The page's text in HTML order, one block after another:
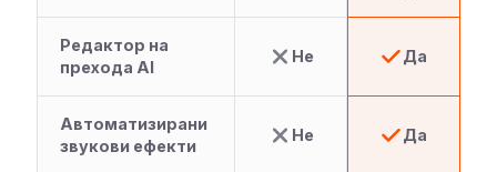
Редактор на
прехода AI
Не Да
Автоматизирани
звукови ефекти
Не Да